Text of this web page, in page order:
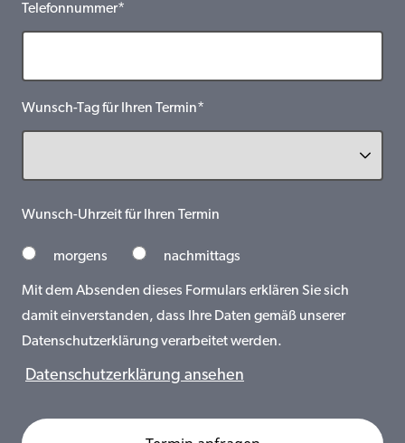
Telefonnummer*
Wunsch-Tag für Ihren Termin*
Wunsch-Uhrzeit für Ihren Termin
morgens nachmittags
Mit dem Absenden dieses Formulars erklären Sie sich
damit einverstanden, dass Ihre Daten gemäß unserer
Datenschutzerklärung verarbeitet werden.
Datenschutzerklärung ansehen